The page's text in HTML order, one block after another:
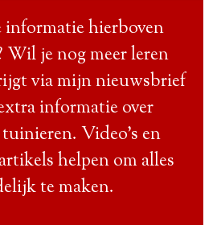
hierboven
Wil je nog meer leren
via mijn nieuwsbrief
informatie over
Video’s en
helpen om alles
te maken.